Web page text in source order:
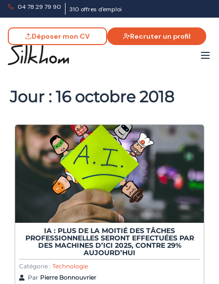
04 78 29 79 90 310 offres d'emploi
Déposer mon CV Recruter un profil
Jour : 16 octobre 2018
IA : PLUS DE LA MOITIÉ DES TÂCHES
PROFESSIONNELLES SERONT EFFECTUÉES PAR
DES MACHINES D’ICI 2025, CONTRE 29%
AUJOURD’HUI
Catégorie : Technologie
Par Pierre Bonnouvrier